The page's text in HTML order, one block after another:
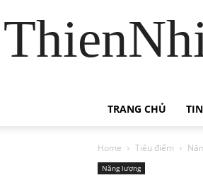
TRANG CHỦ
Home Tiêu điểm
Năng lượng